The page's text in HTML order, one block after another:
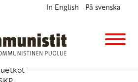
In English På svenska
tulossa perjantaina
kansainvälisyys,SKP